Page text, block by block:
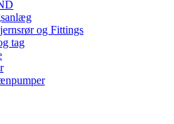
og Fittings
tag